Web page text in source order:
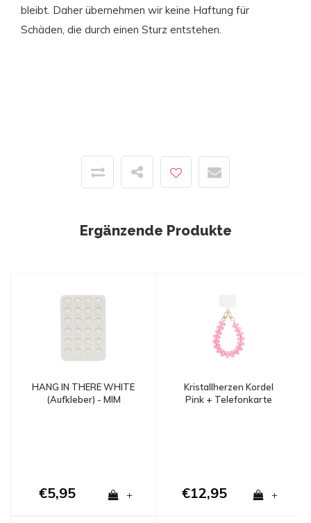
bleibt. Daher übernehmen wir keine Haftung für
Schäden, die durch einen Sturz entstehen.
Ergänzende Produkte
HANG IN THERE WHITE
(Aufkleber) - MIM
€5,95 +
Kristallherzen Kordel
Pink + Telefonkarte
€12,95 +